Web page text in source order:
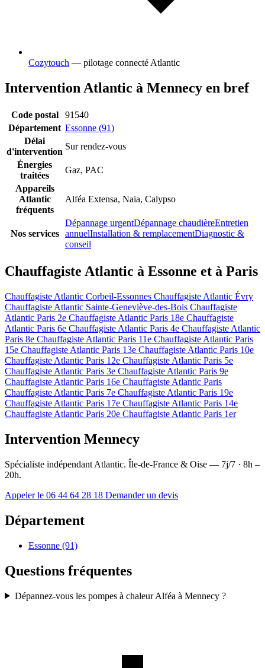
Cozytouch — pilotage connecté Atlantic
Intervention Atlantic à Mennecy en bref
Code postal
91540
Département Essonne (91)
Délai
d'intervention
Sur rendez-vous
Énergies
traitées
Gaz, PAC
Appareils
Atlantic
fréquents
Alféa Extensa, Naia, Calypso
Nos services
Dépannage urgentDépannage chaudièreEntretien
annuelInstallation & remplacementDiagnostic &
conseil
Chauffagiste Atlantic à Essonne et à Paris
Chauffagiste Atlantic Corbeil-Essonnes Chauffagiste Atlantic Évry
Chauffagiste Atlantic Sainte-Geneviève-des-Bois Chauffagiste
Atlantic Paris 2e Chauffagiste Atlantic Paris 18e Chauffagiste
Atlantic Paris 6e Chauffagiste Atlantic Paris 4e Chauffagiste Atlantic
Paris 8e Chauffagiste Atlantic Paris 11e Chauffagiste Atlantic Paris
15e Chauffagiste Atlantic Paris 13e Chauffagiste Atlantic Paris 10e
Chauffagiste Atlantic Paris 12e Chauffagiste Atlantic Paris 5e
Chauffagiste Atlantic Paris 3e Chauffagiste Atlantic Paris 9e
Chauffagiste Atlantic Paris 16e Chauffagiste Atlantic Paris
Chauffagiste Atlantic Paris 7e Chauffagiste Atlantic Paris 19e
Chauffagiste Atlantic Paris 17e Chauffagiste Atlantic Paris 14e
Chauffagiste Atlantic Paris 20e Chauffagiste Atlantic Paris 1er
Intervention Mennecy
Spécialiste indépendant Atlantic. Île-de-France & Oise — 7j/7 · 8h –
20h.
Appeler le 06 44 64 28 18 Demander un devis
Département
Essonne (91)
Questions fréquentes
Dépannez-vous les pompes à chaleur Alféa à Mennecy ?